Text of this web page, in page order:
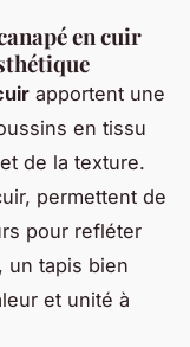
en cuir
apportent une
en tissu
de la texture.
permettent de
pour refléter
un tapis bien
et unité à